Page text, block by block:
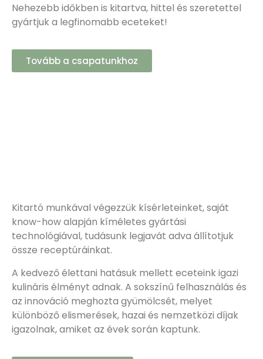
Nehezebb időkben is kitartva, hittel és szeretettel
gyártjuk a legfinomabb eceteket!
Tovább a csapatunkhoz
Kitartó munkával végezzük kísérleteinket, saját
know-how alapján kíméletes gyártási
technológiával, tudásunk legjavát adva állítotjuk
össze receptúráinkat.
A kedvező élettani hatásuk mellett eceteink igazi
kulináris élményt adnak. A sokszínű felhasználás és
az innováció meghozta gyümölcsét, melyet
különböző elismerések, hazai és nemzetközi díjak
igazolnak, amiket az évek során kaptunk.